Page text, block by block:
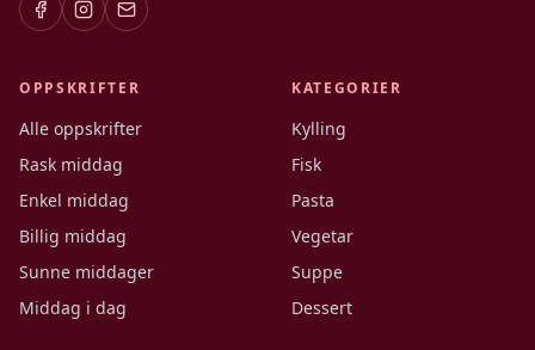
OPPSKRIFTER
Alle oppskrifter
Rask middag
Enkel middag
Billig middag
Sunne middager
Middag i dag
KATEGORIER
Kylling
Fisk
Pasta
Vegetar
Suppe
Dessert